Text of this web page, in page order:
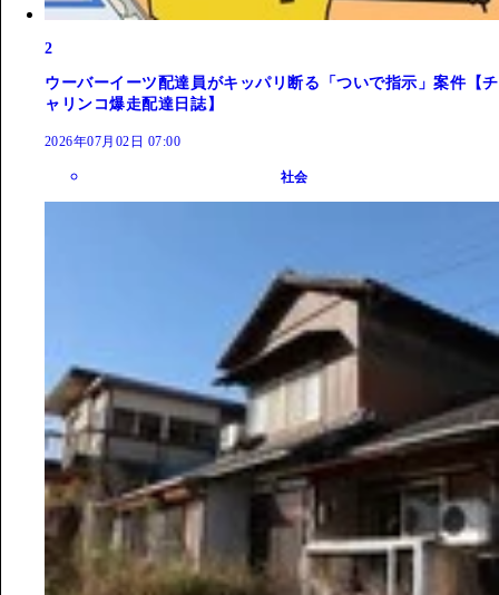
2
ウーバーイーツ配達員がキッパリ断る「ついで指示」案件【チ
ャリンコ爆走配達日誌】
2026年07月02日 07:00
社会